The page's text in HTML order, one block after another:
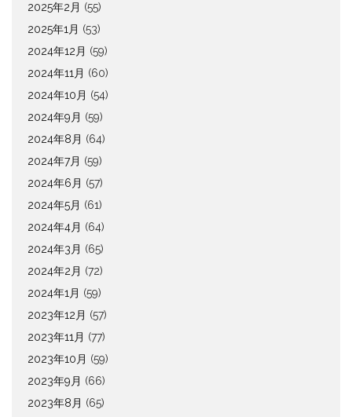
2025年2月 (55)
2025年1月 (53)
2024年12月 (59)
2024年11月 (60)
2024年10月 (54)
2024年9月 (59)
2024年8月 (64)
2024年7月 (59)
2024年6月 (57)
2024年5月 (61)
2024年4月 (64)
2024年3月 (65)
2024年2月 (72)
2024年1月 (59)
2023年12月 (57)
2023年11月 (77)
2023年10月 (59)
2023年9月 (66)
2023年8月 (65)